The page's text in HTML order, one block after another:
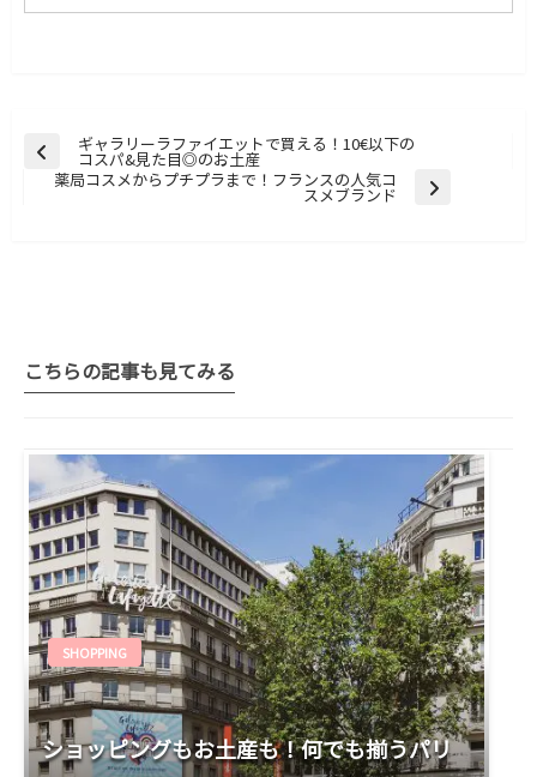
ー
シ
ン
前
ギャラリーラファイエットで買える！10€以下の
コスパ&見た目◎のお土産
次
薬局コスメからプチプラまで！フランスの人気コ
スメブランド
こちらの記事も見てみる
SHOPPING
ショッピングもお土産も！何でも揃うパリ